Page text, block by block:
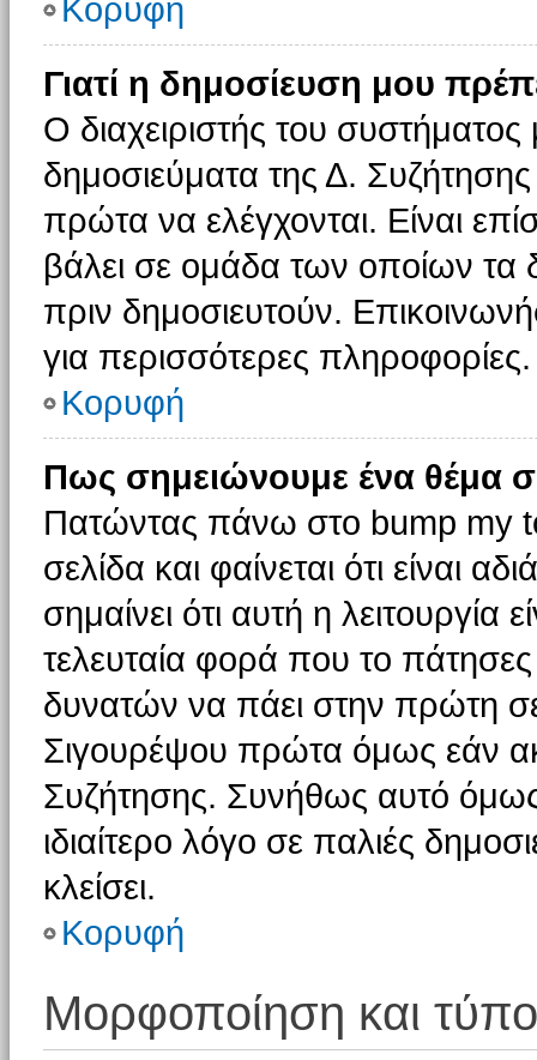
Κορυφή
Γιατί η δημοσίευση μου
Ο διαχειριστής του συστήματος
δημοσιεύματα της Δ.
πρώτα να ελέγχονται. Είναι
βάλει σε ομάδα των οποίων τα
πριν δημοσιευτούν.
για περισσότερες πληροφορίες.
Κορυφή
Πως σημειώνουμε ένα θέμα
Πατώντας πάνω στο bump my
σελίδα και φαίνεται ότι είναι
σημαίνει ότι αυτή η λειτουργία
τελευταία φορά που το πάτησες
δυνατών να πάει στην πρώτη
Σιγουρέψου πρώτα όμως εάν
Συζήτησης. Συνήθως αυτό όμως
ιδιαίτερο λόγο σε παλιές
κλείσει.
Κορυφή
Μορφοποίηση και